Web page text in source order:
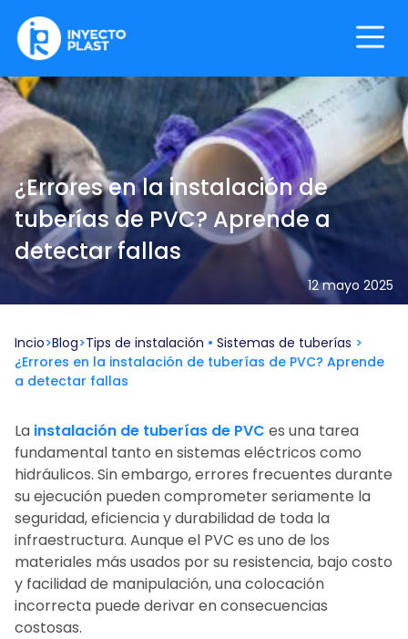
content
InyectoPlast
¿Errores en la instalación de
tuberías de PVC? Aprende a
detectar fallas
12 mayo 2025
Incio>Blog>Tips de instalación • Sistemas de tuberías >
¿Errores en la instalación de tuberías de PVC? Aprende
a detectar fallas
La instalación de tuberías de PVC es una tarea
fundamental tanto en sistemas eléctricos como
hidráulicos. Sin embargo, errores frecuentes durante
su ejecución pueden comprometer seriamente la
seguridad, eficiencia y durabilidad de toda la
infraestructura. Aunque el PVC es uno de los
materiales más usados por su resistencia, bajo costo
y facilidad de manipulación, una colocación
incorrecta puede derivar en consecuencias
costosas.